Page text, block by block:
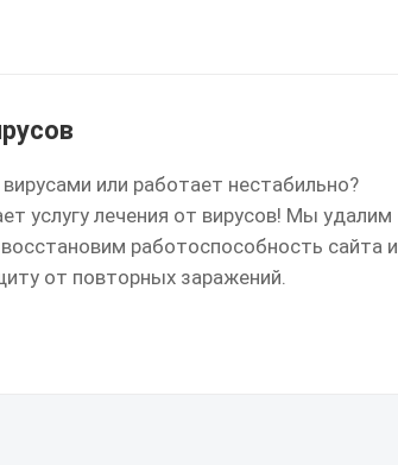
или работает нестабильно?
услугу лечения от вирусов! Мы удалим
работоспособность сайта и
от повторных заражений.